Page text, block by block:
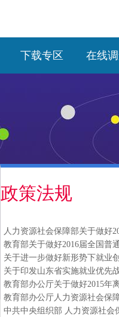
下载专区 在线
政策法规
教育部关于做好2016届全国普
关于进一步做好新形势下就业
关于印发山东省实施就业优先
教育部办公厅关于做好2015年